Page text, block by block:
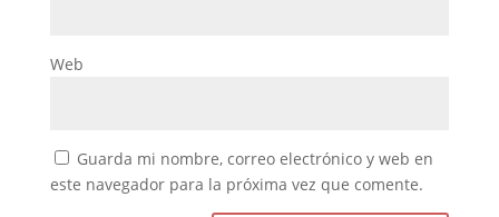
Web
Guarda mi nombre, correo electrónico y web en
este navegador para la próxima vez que comente.